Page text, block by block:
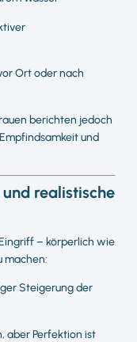
Ort oder nach
berichten jedoch
und
realistische
– körperlich wie
machen:
Steigerung der
aber Perfektion ist